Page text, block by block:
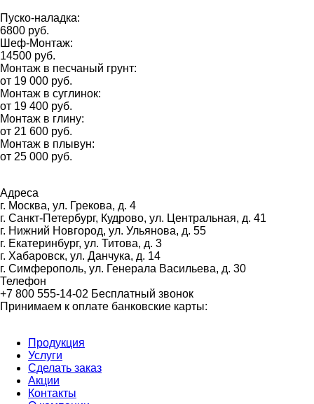
Пуско-наладка:
6800 руб.
Шеф-Монтаж:
14500 руб.
Монтаж в песчаный грунт:
от 19 000 руб.
Монтаж в суглинок:
от 19 400 руб.
Монтаж в глину:
от 21 600 руб.
Монтаж в плывун:
от 25 000 руб.
Адресa
г. Москва, ул. Грекова, д. 4
г. Cанкт-Петербург, Кудрово, ул. Центральная, д. 41
г. Нижний Новгород, ул. Ульянова, д. 55
г. Екатеринбург, ул. Титова, д. 3
г. Хабаровск, ул. Данчука, д. 14
г. Симферополь, ул. Генерала Васильева, д. 30
Телефон
+7 800 555-14-02 Бесплатный звонок
Принимаем к оплате банковские карты:
Продукция
Услуги
Сделать заказ
Акции
Контакты